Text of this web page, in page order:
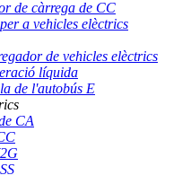
de càrrega de CC
a vehicles elèctrics
de vehicles elèctrics
líquida
de l'autobús E
CA